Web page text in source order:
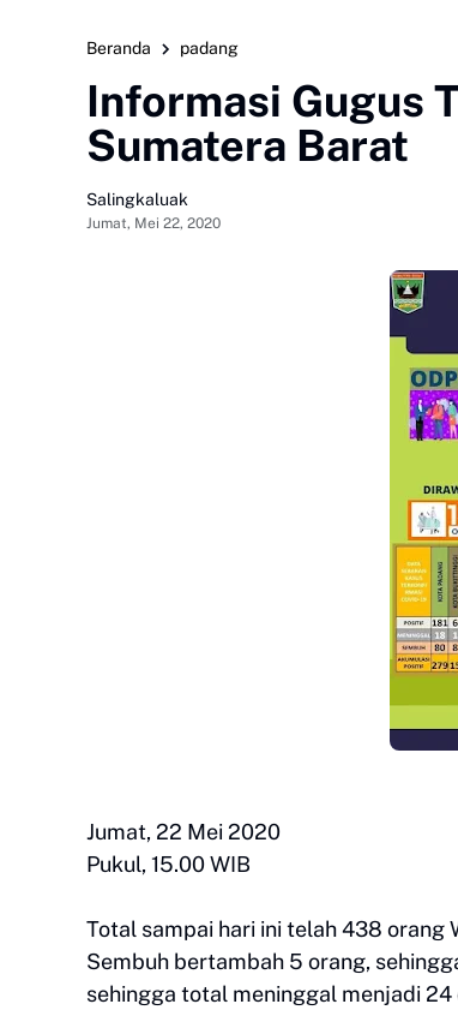
Beranda padang
Informasi Gugus
Sumatera Barat
Salingkaluak
Jumat, Mei 22, 2020
Jumat, 22 Mei 2020
Pukul, 15.00 WIB
Total sampai hari ini telah 438 orang
Sembuh bertambah 5 orang,
sehingga total meninggal menjadi 24